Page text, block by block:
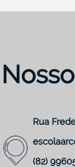
Rua
(82)